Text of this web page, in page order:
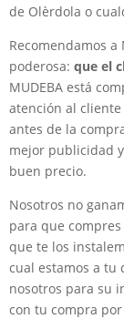
de Olèrdola o
Recomendamos
poderosa: que el
MUDEBA está
atención al
antes de la
mejor publicidad
buen precio.
Nosotros no
para que
que te los
cual estamos a tu
nosotros para su
con tu compra